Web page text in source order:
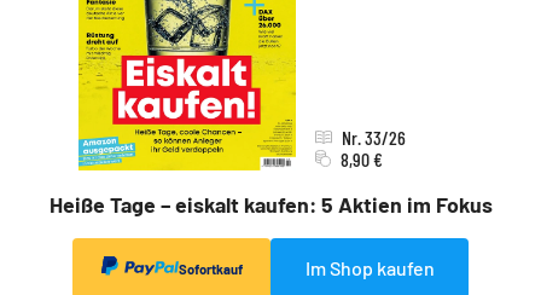
Heiße Tage – eiskalt kaufen: 5 Aktien im Fokus
Nr. 33/26
8,90 €
Sofortkauf Im Shop kaufen